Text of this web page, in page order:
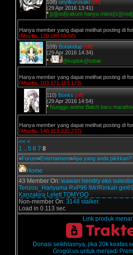
108) unyilkurosaki [off]
(29 Apr 2016 13:41)
* [c][red]vakum hanya mitos[/c][/
Hanya member yang dapat melihat posting di
(Mozilla, 120.188.66.58)
109) Botakidup [off]
(29 Apr 2016 14:34)
*
@koplok@tobat
Hanya member yang dapat melihat posting di
(Mozilla, 103.171.163.173)
110) Bonks [off]
(29 Apr 2016 14:54)
* Nunggu anime Batch baru
Hanya member yang dapat melihat posting di
(Mozilla, 140.213.220.237)
<< <
1 .. 5 6 7 8
»Forum»Entertaiment»Apa yang anda pikirkan?
Home
43 Member On: wawan hendry eko
Tenzou_Hariyama RvP96 lMrlRinkah gin69
Kanzakira Lelett TOMYGO
Non-member On: 3148 stalker.
Load in 0.113 sec
Link produk
Donasi seikhlasnya, jika 20k keatas
Grogol.us untuk menjadi